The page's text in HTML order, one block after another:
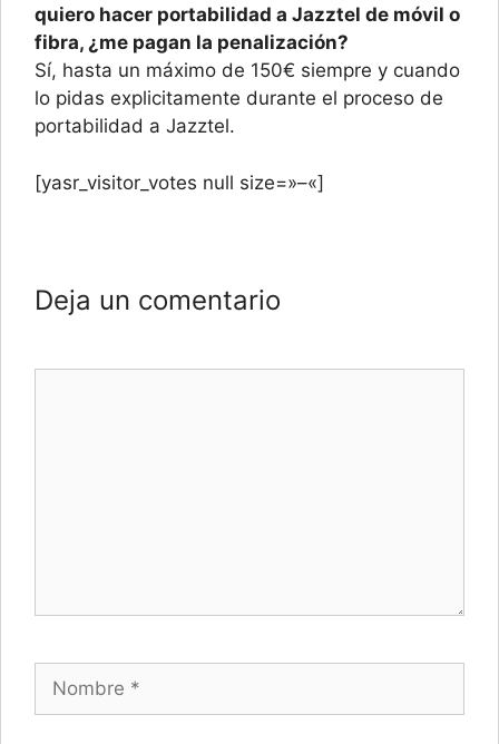
quiero hacer portabilidad a Jazztel de móvil o
fibra, ¿me pagan la penalización?
Sí, hasta un máximo de 150€ siempre y cuando
lo pidas explicitamente durante el proceso de
portabilidad a Jazztel.
[yasr_visitor_votes null size=»–«]
Deja un comentario